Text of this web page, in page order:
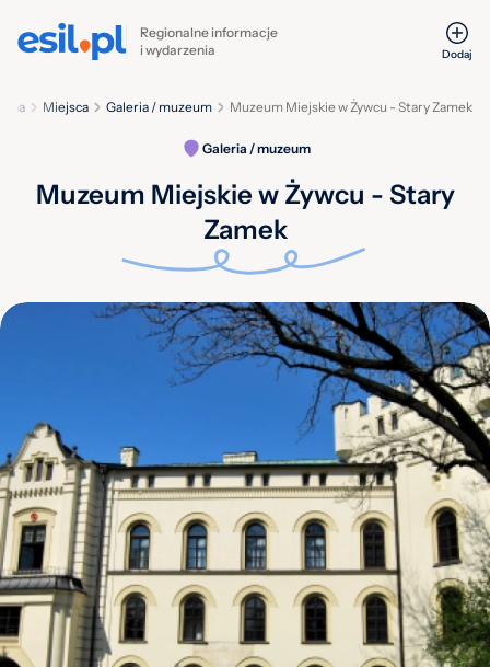
Regionalne informacje
i wydarzenia
Dodaj
Muzeum Miejskie w Żywcu - Stary Zamek
Galeria / muzeum
Miejsca
Galeria / muzeum
Muzeum Miejskie w Żywcu - Stary
Zamek